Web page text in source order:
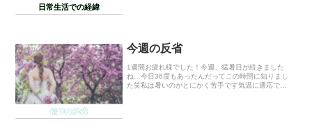
日常生活での経緯
信仰の経緯
今週の反省
1週間お疲れ様でした！今週、猛暑日が続きました
ね…今日36度もあったんだってこの時間に知りまし
た笑私は暑いのがとにかく苦手です気温に適応でき